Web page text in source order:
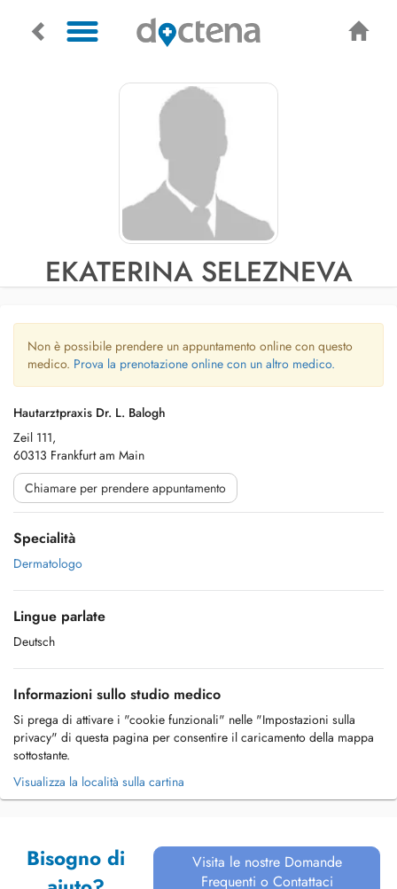
EKATERINA SELEZNEVA
Non è possibile prendere un appuntamento online con questo
medico. Prova la prenotazione online con un altro medico.
Hautarztpraxis Dr. L. Balogh
Zeil 111,
60313 Frankfurt am Main
Chiamare per prendere appuntamento
Specialità
Dermatologo
Lingue parlate
Deutsch
Informazioni sullo studio medico
Si prega di attivare i "cookie funzionali" nelle "Impostazioni sulla
privacy" di questa pagina per consentire il caricamento della mappa
sottostante.
Visualizza la località sulla cartina
Bisogno di
Visita le nostre Domande
Frequenti o Contattaci